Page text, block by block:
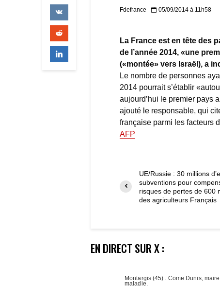
Fdefrance 05/09/2014 à 11h58
La France est en tête des
de l’année 2014, «une
(«montée» vers Israël), a
Le nombre de personnes
2014 pourrait s’établir
aujourd’hui le premier pays
ajouté le responsable, qui
française parmi les facteurs
AFP
UE/Russie : 30 millions
subventions pour
risques de pertes de 600
des agriculteurs Français
EN DIRECT SUR X :